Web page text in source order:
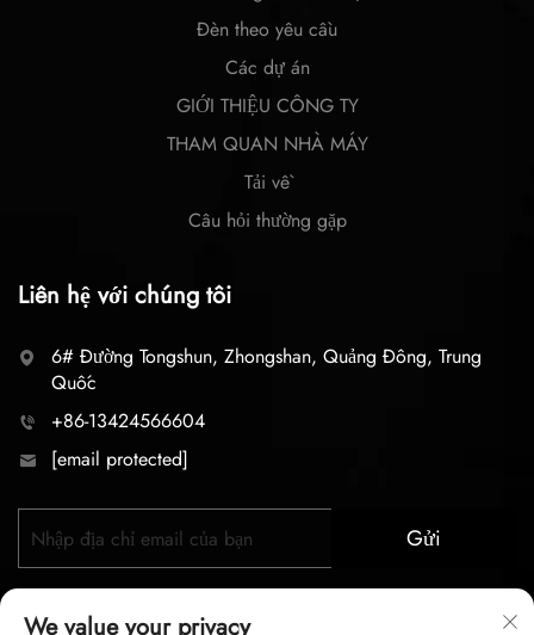
Đèn theo yêu cầu
Các dự án
GIỚI THIỆU CÔNG TY
THAM QUAN NHÀ MÁY
Tải về
Câu hỏi thường gặp
Liên hệ với chúng tôi
6# Đường Tongshun, Zhongshan, Quảng Đông, Trung
Quốc
+86-13424566604
[email protected]
Gửi
We value your privacy